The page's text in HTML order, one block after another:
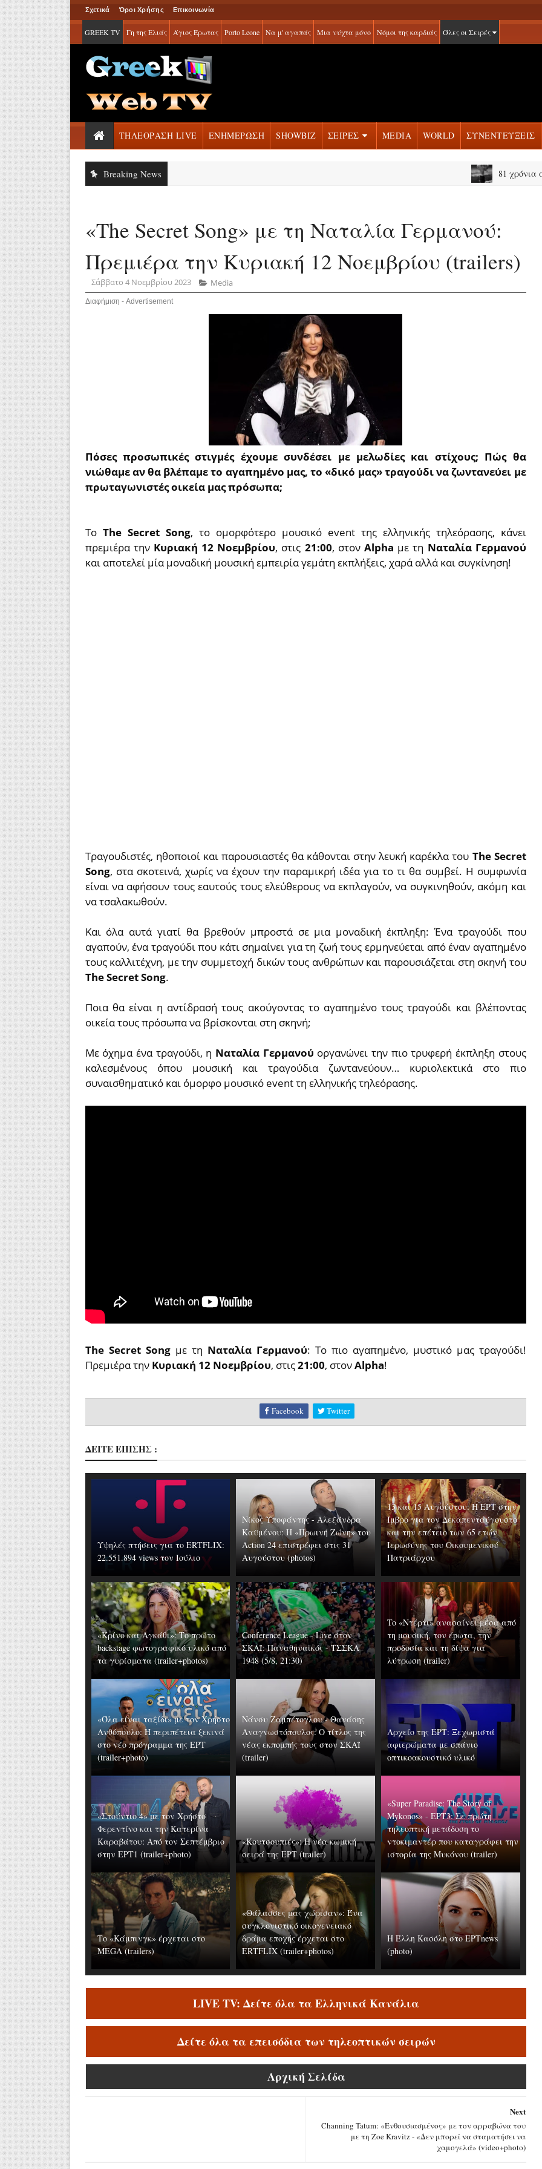
Σχετικά Όροι Χρήσης Επικοινωνία
GREEK TV Γη της Ελιάς Άγιος Έρωτας Porto Leone Να μ' αγαπάς Μια νύχτα μόνο Νόμοι της καρδιάς Όλες οι Σειρές
ΤΗΛΕΟΡΑΣΗ LIVE ΕΝΗΜΕΡΩΣΗ SHOWBIZ ΣΕΙΡΕΣ MEDIA WORLD ΣΥΝΕΝΤΕΥΞΕΙΣ
Breaking News 81 χρόνια από τον
«The Secret Song» με τη Ναταλία Γερμανού:
Πρεμιέρα την Κυριακή 12 Νοεμβρίου (trailers)
Σάββατο 4 Νοεμβρίου 2023 Media
Διαφήμιση - Advertisement
Πόσες προσωπικές στιγμές έχουμε συνδέσει με μελωδίες και στίχους; Πώς θα
νιώθαμε αν θα βλέπαμε το αγαπημένο μας, το «δικό μας» τραγούδι να ζωντανεύει με
πρωταγωνιστές οικεία μας πρόσωπα;
Το The Secret Song, το ομορφότερο μουσικό event της ελληνικής τηλεόρασης, κάνει
πρεμιέρα την Κυριακή 12 Νοεμβρίου, στις 21:00, στον Alpha με τη Ναταλία Γερμανού
και αποτελεί μία μοναδική μουσική εμπειρία γεμάτη εκπλήξεις, χαρά αλλά και συγκίνηση!
Τραγουδιστές, ηθοποιοί και παρουσιαστές θα κάθονται στην λευκή καρέκλα του The Secret
Song, στα σκοτεινά, χωρίς να έχουν την παραμικρή ιδέα για το τι θα συμβεί. Η συμφωνία
είναι να αφήσουν τους εαυτούς τους ελεύθερους να εκπλαγούν, να συγκινηθούν, ακόμη και
να τσαλακωθούν.
Και όλα αυτά γιατί θα βρεθούν μπροστά σε μια μοναδική έκπληξη: Ένα τραγούδι που
αγαπούν, ένα τραγούδι που κάτι σημαίνει για τη ζωή τους ερμηνεύεται από έναν αγαπημένο
τους καλλιτέχνη, με την συμμετοχή δικών τους ανθρώπων και παρουσιάζεται στη σκηνή του
The Secret Song.
Ποια θα είναι η αντίδρασή τους ακούγοντας το αγαπημένο τους τραγούδι και βλέποντας
οικεία τους πρόσωπα να βρίσκονται στη σκηνή;
Με όχημα ένα τραγούδι, η Ναταλία Γερμανού οργανώνει την πιο τρυφερή έκπληξη στους
καλεσμένους όπου μουσική και τραγούδια ζωντανεύουν… κυριολεκτικά στο πιο
συναισθηματικό και όμορφο μουσικό event τη ελληνικής τηλεόρασης.
The Secret Songμε τη Ναταλία Γερμανού: Το πιο αγαπημένο, μυστικό μας τραγούδι!
Πρεμιέρα την Κυριακή 12 Νοεμβρίου, στις21:00, στονAlpha!
Facebook Twitter
ΔΕΙΤΕ ΕΠΙΣΗΣ :
Υψηλές πτήσεις για το ERTFLIX:
22.551.894 views τον Ιούλιο
Νίκος Υποφάντης - Αλεξάνδρα
Καϋμένου: Η «Πρωινή Ζώνη» του
Action 24 επιστρέφει στις 31
Αυγούστου (photos)
13 και 15 Αυγούστου: Η ΕΡΤ στην
Ίμβρο για τον Δεκαπενταύγουστο
και την επέτειο των 65 ετών
Ιερωσύνης του Οικουμενικού
Πατριάρχου
«Κρίνο και Αγκάθι»: Το πρώτο
backstage φωτογραφικό υλικό από
τα γυρίσματα (trailer+photos)
Conference League - Live στον
ΣΚΑΪ: Παναθηναϊκός - ΤΣΣΚΑ
1948 (5/8, 21:30)
To «Ντέρτι» ανασαίνει μέσα από
τη μουσική, τον έpωτα, την
προδοσία και τη δίψα για
λύτρωση (trailer)
«Όλα είναι ταξίδι» με τον Χρήστο
Ανθόπουλο: Η περιπέτεια ξεκινά
στο νέο πρόγραμμα της ΕΡΤ
(trailer+photo)
Νάνσυ Ζαμπέτογλου - Θανάσης
Αναγνωστόπουλος: Ο τίτλος της
νέας εκπομπής τους στον ΣΚΑΪ
(trailer)
Αρχείο της ΕΡΤ: Ξεχωριστά
αφιερώματα με σπάνιο
οπτικοακουστικό υλικό
«Στούντιο 4» με τον Χρήστο
Φερεντίνο και την Κατερίνα
Καραβάτου: Από τον Σεπτέμβριο
στην ΕΡΤ1 (trailer+photo)
«Κουτσουπιές»: Η νέα κωμική
σειρά της ΕΡΤ (trailer)
«Super Paradise: The Story of
Mykonos» - ΕΡΤ3: Σε πρώτη
τηλεοπτική μετάδοση το
ντοκιμαντέρ που καταγράφει την
ιστορία της Μυκόνου (trailer)
Το «Κάμπινγκ» έρχεται στο
MEGA (trailers)
«Θάλασσες μας χώρισαν»: Ένα
συγκλονιστικό οικογενειακό
δράμα εποχής έρχεται στο
ERTFLIX (trailer+photos)
Η Έλλη Κασόλη στο ΕΡΤnews
(photo)
LIVE TV: Δείτε όλα τα Ελληνικά Κανάλια
Δείτε όλα τα επεισόδια των τηλεοπτικών σειρών
Αρχική Σελίδα
Next
Channing Tatum: «Ενθουσιασμένος» με τον αρραβώνα του
με τη Zoe Kravitz - «Δεν μπορεί να σταματήσει να
χαμογελά» (video+photo)